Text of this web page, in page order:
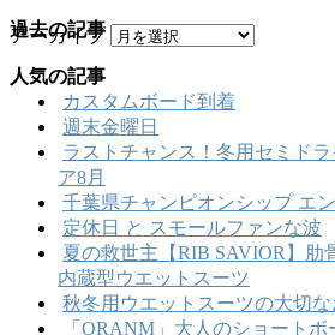
過去の記事
アーカイブ
人気の記事
カスタムボード到着
週末金曜日
ラストチャンス！冬用セミド
ア8月
千葉県チャンピオンシップ エ
定休日 と スモールファンな波
夏の救世主【RIB SAVIOR】肋
内蔵型ウエットスーツ
秋冬用ウエットスーツの大切
「ORANM」大人のショート